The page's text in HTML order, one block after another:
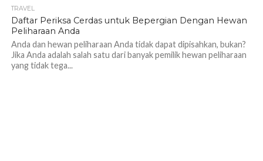
TRAVEL
Daftar Periksa Cerdas untuk Bepergian Dengan Hewan
Peliharaan Anda
Anda dan hewan peliharaan Anda tidak dapat dipisahkan, bukan?
Jika Anda adalah salah satu dari banyak pemilik hewan peliharaan
yang tidak tega...